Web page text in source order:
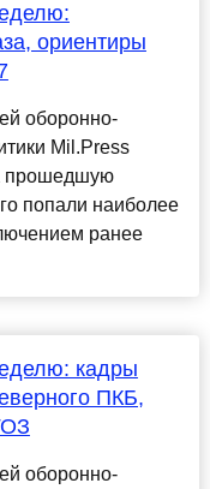
ориентиры
оборонно-
Mil.Press
прошедшую
попали наиболее
ранее
кадры
ПКБ,
оборонно-